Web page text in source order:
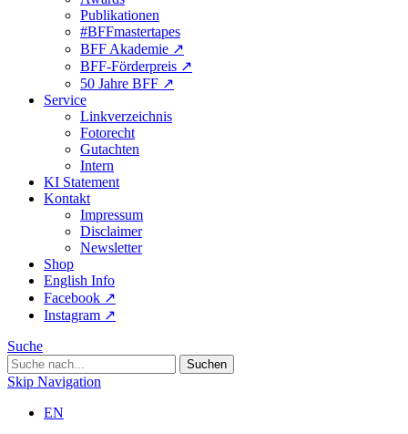
Publikationen
#BFFmastertapes
BFF Akademie ↗︎
BFF-Förderpreis ↗︎
50 Jahre BFF ↗︎
Service
Linkverzeichnis
Fotorecht
Gutachten
Intern
KI Statement
Kontakt
Impressum
Disclaimer
Newsletter
Shop
English Info
Facebook ↗︎
Instagram ↗︎
Suche
Skip Navigation
EN